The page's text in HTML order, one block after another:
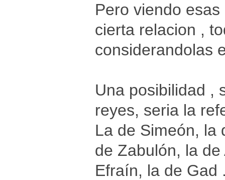
Pero viendo
cierta relacion ,
considerandolas
Una posibilidad ,
reyes, seria la
La de Simeón, la
de Zabulón, la
Efraín, la de Gad